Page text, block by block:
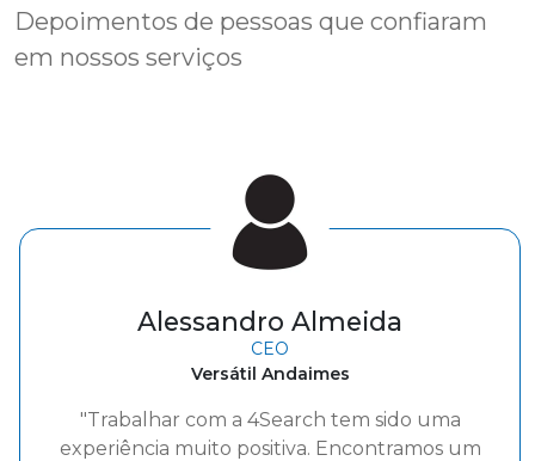
Depoimentos de pessoas que confiaram
em nossos serviços
Geraldo Majella Teixeira
Gerente de RH
Bonet
"A parceria com a 4Search tem sido muito
positiva para a Bonet, destacando-se pela